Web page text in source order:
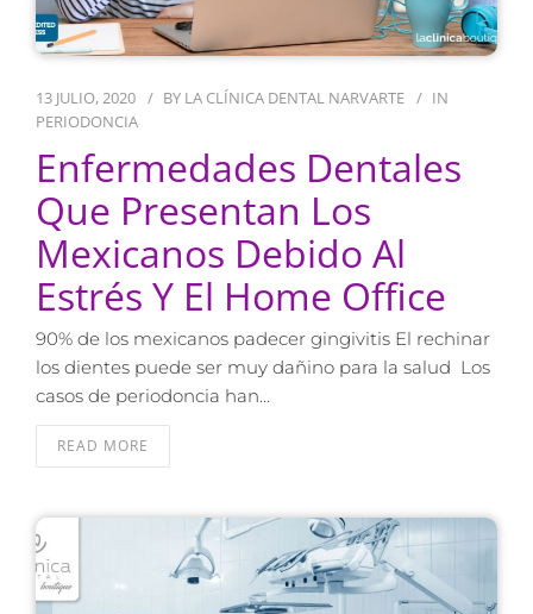
13 JULIO, 2020 BY LA CLÍNICA DENTAL NARVARTE
IN
PERIODONCIA
Enfermedades Dentales
Que Presentan Los
Mexicanos Debido Al
Estrés Y El Home Office
90% de los mexicanos padecer gingivitis El rechinar
los dientes puede ser muy dañino para la salud Los
casos de periodoncia han…
READ MORE